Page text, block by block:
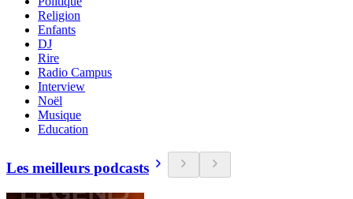
Religion
Enfants
DJ
Rire
Radio Campus
Interview
Noël
Musique
Education
Les meilleurs podcasts